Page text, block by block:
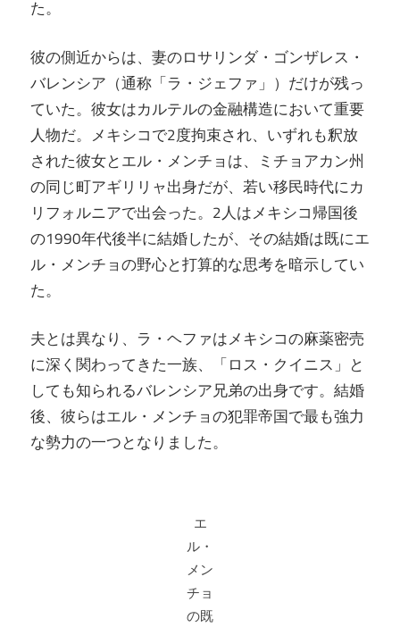
た。
彼の側近からは、妻のロサリンダ・ゴンザレス・
バレンシア（通称「ラ・ジェファ」）だけが残っ
ていた。彼女はカルテルの金融構造において重要
人物だ。メキシコで2度拘束され、いずれも釈放
された彼女とエル・メンチョは、ミチョアカン州
の同じ町アギリリャ出身だが、若い移民時代にカ
リフォルニアで出会った。2人はメキシコ帰国後
の1990年代後半に結婚したが、その結婚は既にエ
ル・メンチョの野心と打算的な思考を暗示してい
た。
夫とは異なり、ラ・ヘファはメキシコの麻薬密売
に深く関わってきた一族、「ロス・クイニス」と
しても知られるバレンシア兄弟の出身です。結婚
後、彼らはエル・メンチョの犯罪帝国で最も強力
な勢力の一つとなりました。
エ
ル・
メン
チョ
の既